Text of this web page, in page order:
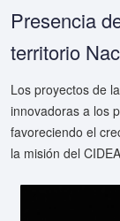
Presencia
territorio
Los proyectos de
innovadoras a los
favoreciendo el
la misión del